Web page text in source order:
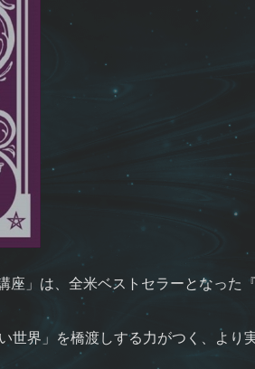
」は、全米ベストセラーとなった
界」を橋渡しする力がつく、より